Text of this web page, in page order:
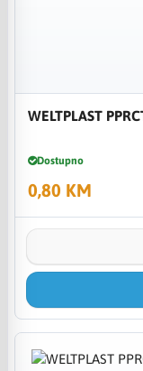
WELTPLAST
Dostupno
0,80 KM